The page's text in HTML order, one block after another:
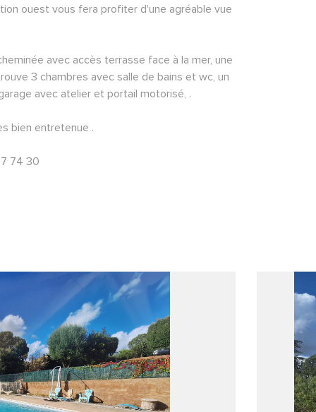
ouest vous fera profiter d'une agréable vue
avec accès terrasse face à la mer, une
3 chambres avec salle de bains et wc, un
avec atelier et portail motorisé, .
bien entretenue .
74 30